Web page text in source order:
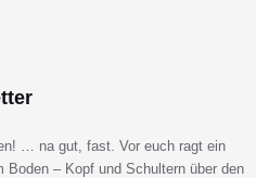
… na gut, fast. Vor euch ragt ein
Boden – Kopf und Schultern über den